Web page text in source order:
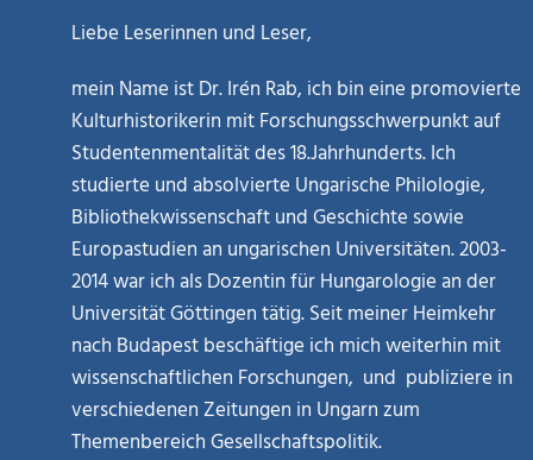
Liebe Leserinnen und Leser,
mein Name ist Dr. Irén Rab, ich bin eine promovierte
Kulturhistorikerin mit Forschungsschwerpunkt auf
Studentenmentalität des 18.Jahrhunderts. Ich
studierte und absolvierte Ungarische Philologie,
Bibliothekwissenschaft und Geschichte sowie
Europastudien an ungarischen Universitäten. 2003-
2014 war ich als Dozentin für Hungarologie an der
Universität Göttingen tätig. Seit meiner Heimkehr
nach Budapest beschäftige ich mich weiterhin mit
wissenschaftlichen Forschungen, und publiziere in
verschiedenen Zeitungen in Ungarn zum
Themenbereich Gesellschaftspolitik.